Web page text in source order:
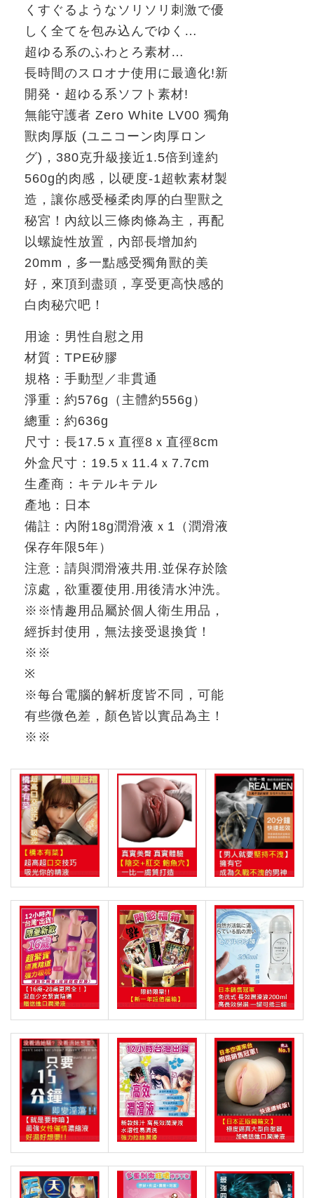
くすぐるようなソリソリ刺激で優
しく全てを包み込んでゆく…
超ゆる系のふわとろ素材…
長時間のスロオナ使用に最適化!新
開発・超ゆる系ソフト素材!
無能守護者 Zero White LV00 獨角
獸肉厚版 (ユニコーン肉厚ロン
グ) ， 380克升級接近1.5倍到達約
560g的肉感，以硬度-1超軟素材製
造，讓你感受極柔肉厚的白聖獸之
秘宮！內紋以三條肉條為主，再配
以螺旋性放置，內部長增加約
20mm ，多一點感受獨角獸的美
好，來頂到盡頭，享受更高快感的
白肉秘穴吧！
用途：男性自慰之用
材質： TPE矽膠
規格：手動型／非貫通
淨重：約576g （主體約556g ）
總重：約636g
尺寸：長17.5 ｘ 直徑8 ｘ 直徑8cm
外盒尺寸： 19.5 ｘ 11.4 ｘ 7.7cm
生產商：キテルキテル
產地：日本
備註：內附18g潤滑液ｘ 1 （潤滑液
保存年限 5年）
注意：請與潤滑液共用 .並保存於陰
涼處，欲重覆使用 . 用後清水沖洗。
※ ※情趣用品屬於個人衛生用品，
經拆封使用，無法接受退換貨！
※※
※
※每台電腦的解析度皆不同，可能
有些微色差，顏色皆以實品為主！
※ ※